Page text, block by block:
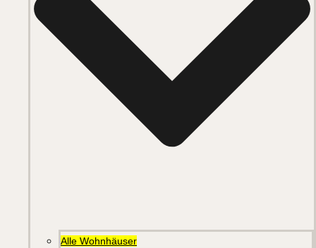
Alle Wohnhäuser